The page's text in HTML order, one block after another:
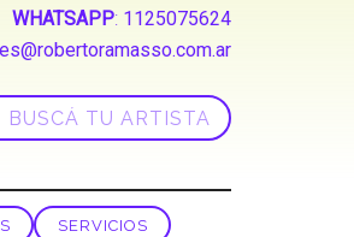
WHATSAPP: 1125075624
SERVICIOS